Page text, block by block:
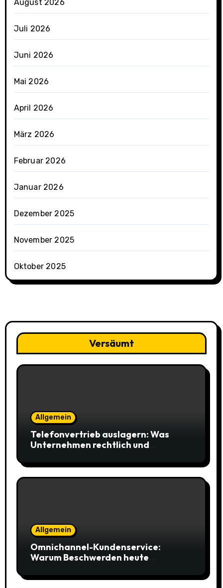
August 2026
Juli 2026
Juni 2026
Mai 2026
April 2026
März 2026
Februar 2026
Januar 2026
Dezember 2025
November 2025
Oktober 2025
Versäumt
Allgemein
Telefonvertrieb auslagern: Was
Unternehmen rechtlich und
Allgemein
Omnichannel-Kundenservice:
Warum Beschwerden heute